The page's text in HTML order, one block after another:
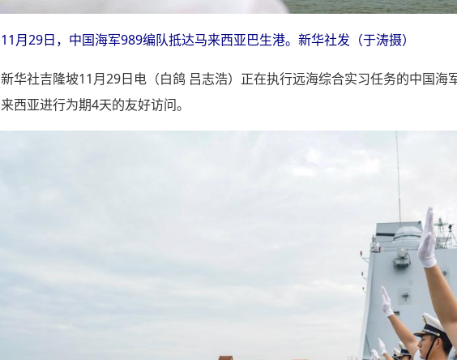
11月29日，中国海军989编队抵达马来西亚巴生港。新华社发（于涛摄）
新华社吉隆坡11月29日电（白鸽 吕志浩）正在执行远海综合实习任务的中国
西亚进行为期4天的友好访问。